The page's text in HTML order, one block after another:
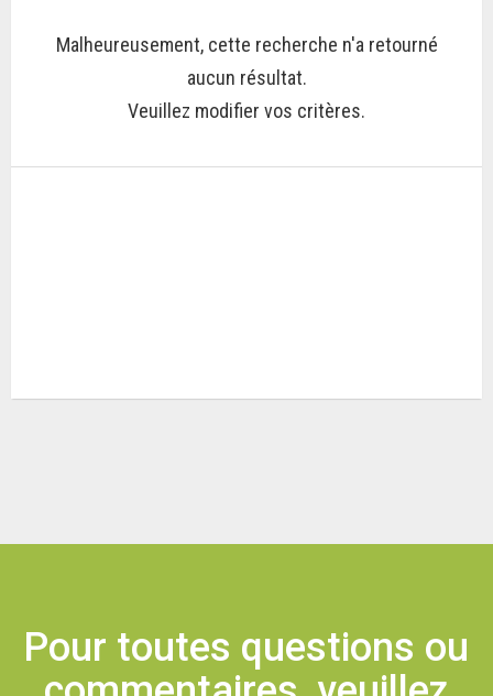
Malheureusement, cette recherche n'a retourné
aucun résultat.
Veuillez modifier vos critères.
Pour toutes questions ou